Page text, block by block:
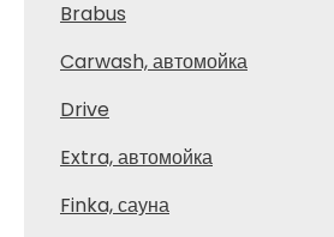
Brabus
Carwash, автомойка
Drive
Extra, автомойка
Finka, сауна